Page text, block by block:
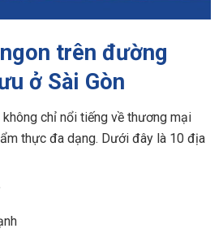
trên đường
ở Sài Gòn
chỉ nổi tiếng về thương mại
thực đa dạng. Dưới đây là 10 địa